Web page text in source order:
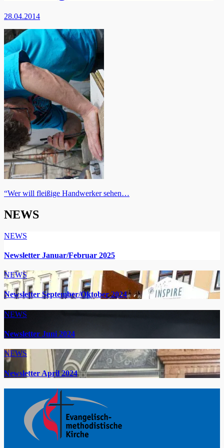
28.04.2014
Beitragsnavigation
“Wer will fleißige Handwerker sehen…
NEWS
NEWS
Newsletter Januar/Februar 2025
NEWS
Newsletter September/Oktober 2024
NEWS
Newsletter Juni 2024
NEWS
Newsletter April 2024